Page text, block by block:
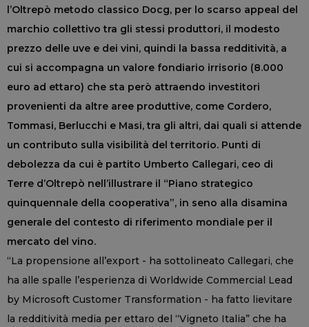
l’Oltrepò metodo classico Docg, per lo scarso appeal del
marchio collettivo tra gli stessi produttori, il modesto
prezzo delle uve e dei vini, quindi la bassa redditività, a
cui si accompagna un valore fondiario irrisorio (8.000
euro ad ettaro) che sta però attraendo investitori
provenienti da altre aree produttive, come Cordero,
Tommasi, Berlucchi e Masi, tra gli altri, dai quali si attende
un contributo sulla visibilità del territorio. Punti di
debolezza da cui è partito Umberto Callegari, ceo di
Terre d’Oltrepò nell’illustrare il “Piano strategico
quinquennale della cooperativa”, in seno alla disamina
generale del contesto di riferimento mondiale per il
mercato del vino.
“La propensione all’export - ha sottolineato Callegari, che
ha alle spalle l’esperienza di Worldwide Commercial Lead
by Microsoft Customer Transformation - ha fatto lievitare
la redditività media per ettaro del “Vigneto Italia” che ha